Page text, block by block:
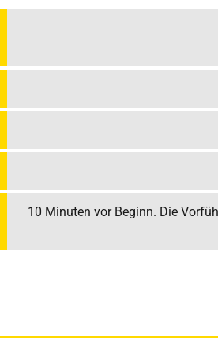
10 Minuten vor Beginn. Die